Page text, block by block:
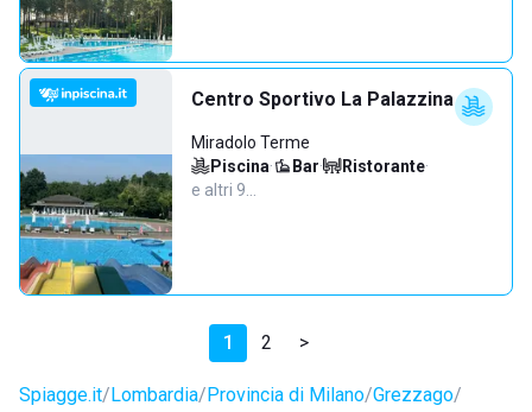
Centro Sportivo La Palazzina
Miradolo Terme
Piscina· Bar· Ristorante·
e altri 9…
1 2 >
Spiagge.it Lombardia Provincia di Milano Grezzago